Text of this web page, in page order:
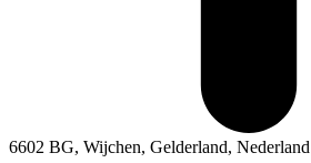
6602 BG, Wijchen, Gelderland, Nederland